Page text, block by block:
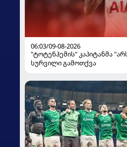
06:03/09-08-2026
"ტოტენჰემის" კაპიტანმა
სურვილი გამოთქვა